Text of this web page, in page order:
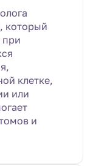
который
при
клетке,
или
и